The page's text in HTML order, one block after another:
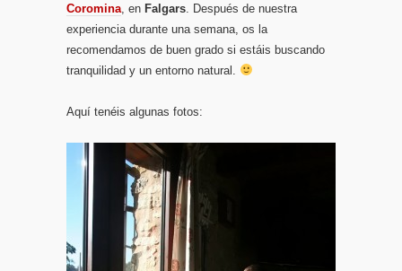
Coromina, en Falgars. Después de nuestra
experiencia durante una semana, os la
recomendamos de buen grado si estáis buscando
tranquilidad y un entorno natural.
Aquí tenéis algunas fotos: